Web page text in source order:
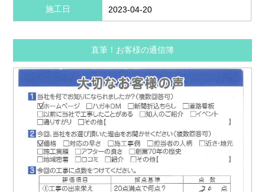
施工日 2023-04-20
直筆！お客様の通信簿